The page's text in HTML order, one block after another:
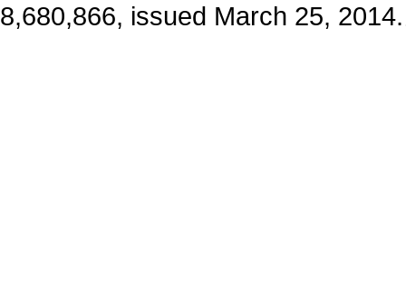
8,680,866, issued March 25,